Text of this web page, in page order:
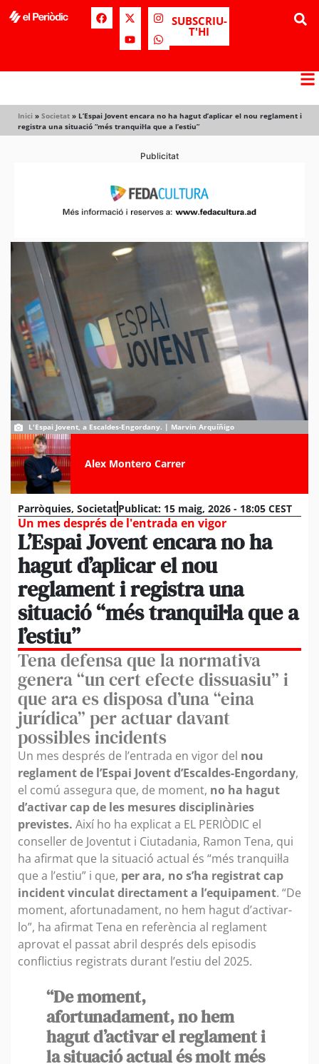
SUBSCRIU-
T'HI
Inici » Societat » L’Espai Jovent encara no ha hagut d’aplicar el nou reglament i
registra una situació “més tranquil·la que a l’estiu”
Publicitat
L'Espai Jovent, a Escaldes-Engordany. | Marvin Arquíñigo
Alex Montero Carrer
Parròquies, SocietatPublicat: 15 maig, 2026 - 18:05 CEST
Un mes després de l'entrada en vigor
L’Espai Jovent encara no ha
hagut d’aplicar el nou
reglament i registra una
situació “més tranquil·la que a
l’estiu”
Tena defensa que la normativa
genera “un cert efecte dissuasiu” i
que ara es disposa d’una “eina
jurídica” per actuar davant
possibles incidents
Un mes després de l’entrada en vigor del nou
reglament de l’Espai Jovent d’Escaldes-Engordany,
el comú assegura que, de moment, no ha hagut
d’activar cap de les mesures disciplinàries
previstes. Així ho ha explicat a EL PERIÒDIC el
conseller de Joventut i Ciutadania, Ramon Tena, qui
ha afirmat que la situació actual és “més tranquil·la
que a l’estiu” i que, per ara, no s’ha registrat cap
incident vinculat directament a l’equipament. “De
moment, afortunadament, no hem hagut d’activar-
lo”, ha afirmat Tena en referència al reglament
aprovat el passat abril després dels episodis
conflictius registrats durant l’estiu del 2025.
“De moment,
afortunadament, no hem
hagut d’activar el reglament i
la situació actual és molt més